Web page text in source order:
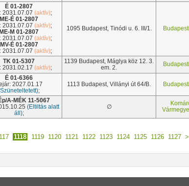
É 01-2807
2031.07.07 (aktív);
ME-É 01-2807
2031.07.07 (aktív);
ME-M 01-2807
2031.07.07 (aktív);
MV-É 01-2807
2031.07.07 (aktív);
1095 Budapest, Tinódi u. 6. III/1.
TK 01-5307
2031.02.17 (aktív);
1139 Budapest, Máglya köz 12. 3.
em. 2.
É 01-6366
2027.01.17
;
1113 Budapest, Villányi út 64/B.
A-MÉK 11-5067
(Eltiltás alatt
áll);
∅
1118 1119 1120 1121 1122 1123 1124 1125 1126 1127 >